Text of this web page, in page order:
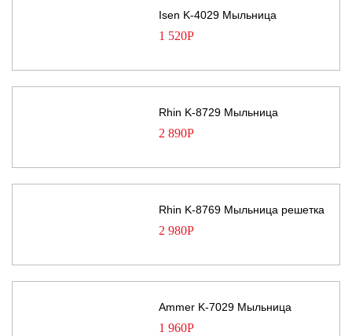
Isen K-4029 Мыльница
1 520Р
Rhin K-8729 Мыльница
2 890Р
Rhin K-8769 Мыльница решетка
2 980Р
Ammer K-7029 Мыльница
1 960Р